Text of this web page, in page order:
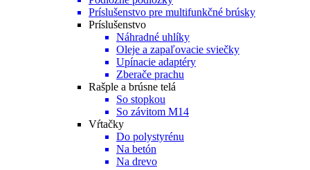
Príslušenstvo pre multifunkčné brúsky
Príslušenstvo
Náhradné uhlíky
Oleje a zapaľovacie sviečky
Upínacie adaptéry
Zberače prachu
Rašple a brúsne telá
So stopkou
So závitom M14
Vŕtačky
Do polystyrénu
Na betón
Na drevo